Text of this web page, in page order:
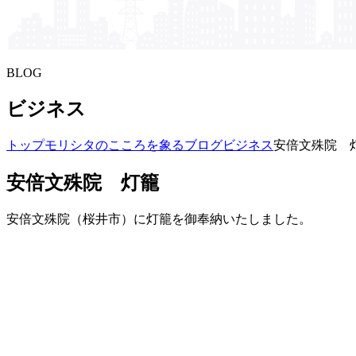
BLOG
ビジネス
トップモリシタの​こころを​象る​ブログビジネス安倍文殊院
安倍文殊院 灯籠
安倍文殊院（桜井市）に灯籠を御奉納いたしました。